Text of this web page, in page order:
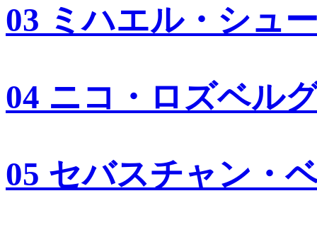
03 ミハエル・シュ
04 ニコ・ロズベル
05 セバスチャン・